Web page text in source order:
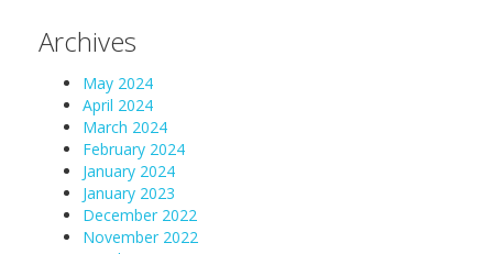
Archives
May 2024
April 2024
March 2024
February 2024
January 2024
January 2023
December 2022
November 2022